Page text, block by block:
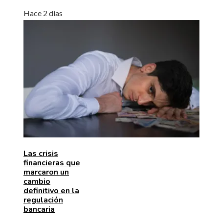
Hace 2 días
Las crisis
financieras que
marcaron un
cambio
definitivo en la
regulación
bancaria